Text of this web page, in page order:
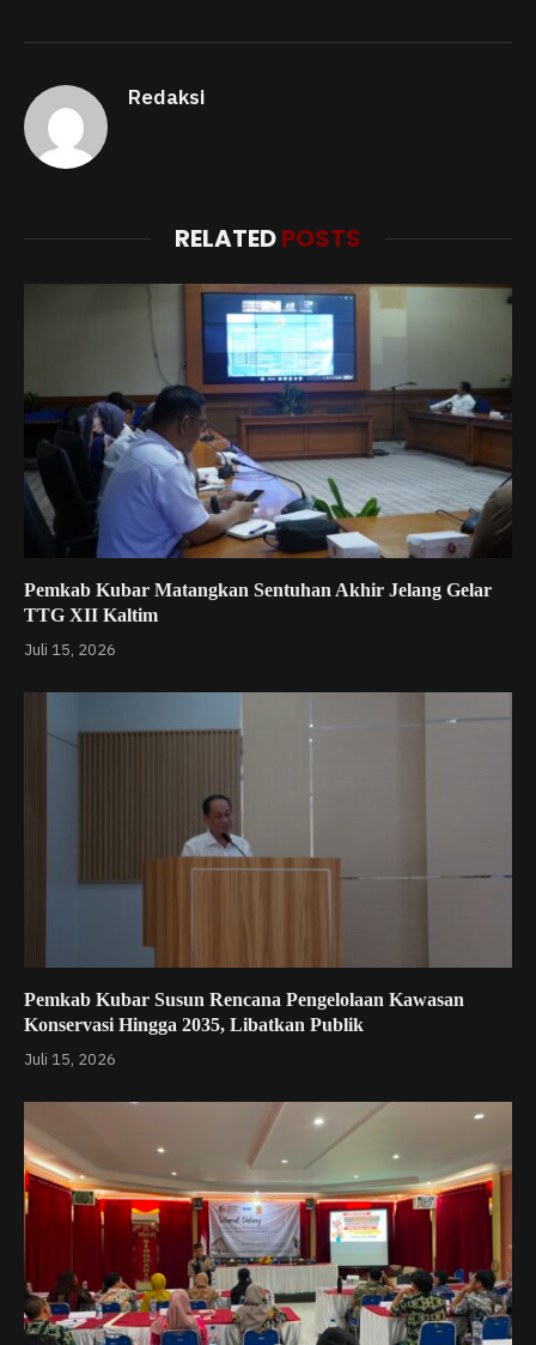
Redaksi
RELATEDPOSTS
Pemkab Kubar Matangkan Sentuhan Akhir Jelang Gelar
TTG XII Kaltim
Juli 15, 2026
Pemkab Kubar Susun Rencana Pengelolaan Kawasan
Konservasi Hingga 2035, Libatkan Publik
Juli 15, 2026